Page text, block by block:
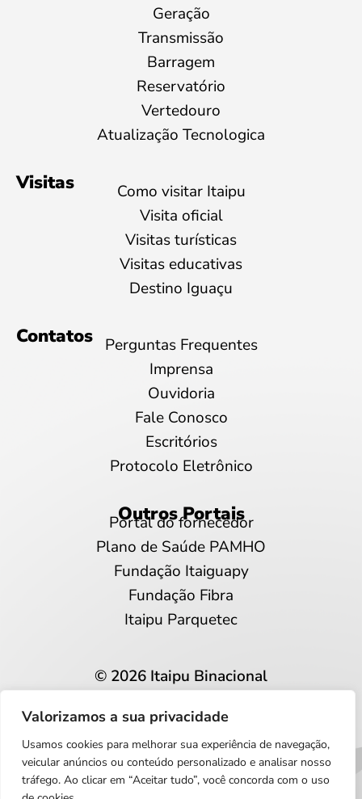
Valorizamos a sua privacidade
Usamos cookies para melhorar sua experiência de navegação,
veicular anúncios ou conteúdo personalizado e analisar nosso
tráfego. Ao clicar em “Aceitar tudo”, você concorda com o uso
Geração
Transmissão
Barragem
Reservatório
Vertedouro
Atualização Tecnologica
Visitas
Como visitar Itaipu
Visita oficial
Visitas turísticas
Visitas educativas
Destino Iguaçu
Contatos
Perguntas Frequentes
Imprensa
Ouvidoria
Fale Conosco
Escritórios
Protocolo Eletrônico
Outros Portais
Portal do fornecedor
Plano de Saúde PAMHO
Fundação Itaiguapy
Fundação Fibra
Itaipu Parquetec
© 2026 Itaipu Binacional
Privacidade e proteção de dados
Português